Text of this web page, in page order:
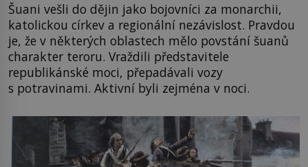
Šuani vešli do dějin jako bojovníci za monarchii,
katolickou církev a regionální nezávislost. Pravdou
je, že v některých oblastech mělo povstání šuanů
charakter teroru. Vraždili představitele
republikánské moci, přepadávali vozy
s potravinami. Aktivní byli zejména v noci.